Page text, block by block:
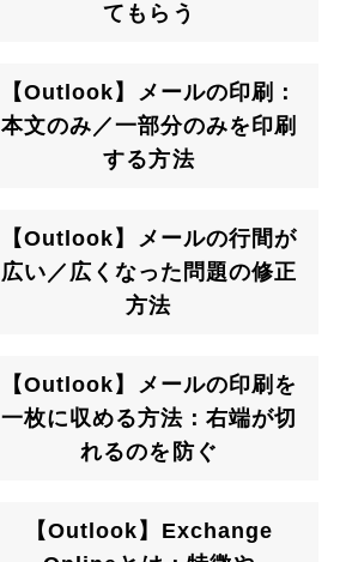
てもらう
【Outlook】メールの印刷：
本文のみ／一部分のみを印刷
する方法
【Outlook】メールの行間が
広い／広くなった問題の修正
方法
【Outlook】メールの印刷を
一枚に収める方法：右端が切
れるのを防ぐ
【Outlook】Exchange